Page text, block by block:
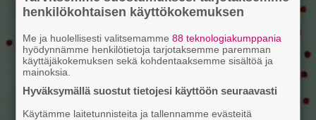
henkilökohtaisen käyttökokemuksen
Me ja huolellisesti valitsemamme88 teknologiakumppania
hyödynnämme henkilötietoja tarjotaksemme paremman
käyttäjäkokemuksen sekä kohdentaaksemme sisältöä ja
mainoksia.
Hyväksymällä suostut tietojesi käyttöön seuraavasti
Käytämme laitetunnisteita ja tallennamme evästeitä